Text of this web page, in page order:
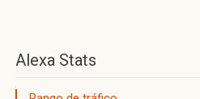
Alexa Stats